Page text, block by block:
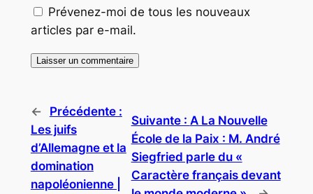
Prévenez-moi de tous les nouveaux
articles par e-mail.
←
Précédente :
Les juifs
d’Allemagne et la
domination
napoléonienne |
Suivante : A La Nouvelle
École de la Paix : M. André
Siegfried parle du «
Caractère français devant